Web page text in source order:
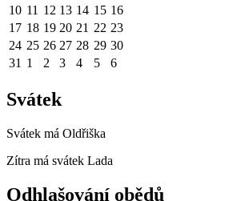
10 11 12 13 14 15 16
17 18 19 20 21 22 23
24 25 26 27 28 29 30
31 1 2 3 4 5 6
Svátek
Svátek má Oldřiška
Zítra má svátek Lada
Odhlašování obědů